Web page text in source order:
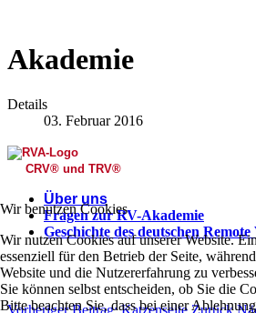
Akademie
Details
03. Februar 2016
CRV® und TRV®
Über uns
Fragen zur RV-Akademie
Geschichte des deutschen
Vorheriger Beitrag: KatzenseiteZurück
Wir benutzen Cookies
Wir nutzen Cookies auf unserer Website.
essenziell für den Betrieb der Seite,
Website und die Nutzererfahrung zu
Sie können selbst entscheiden, ob Sie die
Bitte beachten Sie, dass bei einer